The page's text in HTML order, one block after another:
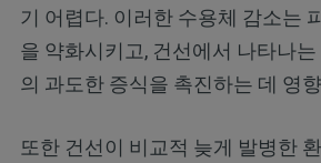
기 어렵다. 이러한 수용체 감소는
을 약화시키고, 건선에서 나타나
의 과도한 증식을 촉진하는 데 영
또한 건선이 비교적 늦게 발병한